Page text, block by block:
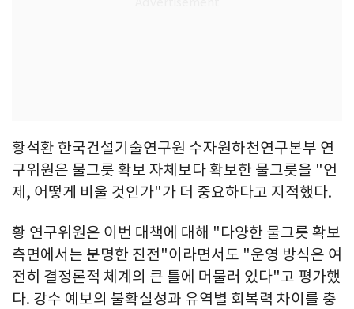
황석환 한국건설기술연구원 수자원하천연구본부 연
구위원은 물그릇 확보 자체보다 확보한 물그릇을 "언
제, 어떻게 비울 것인가"가 더 중요하다고 지적했다.
황 연구위원은 이번 대책에 대해 "다양한 물그릇 확보
측면에서는 분명한 진전"이라면서도 "운영 방식은 여
전히 결정론적 체계의 큰 틀에 머물러 있다"고 평가했
다. 강수 예보의 불확실성과 유역별 회복력 차이를 충